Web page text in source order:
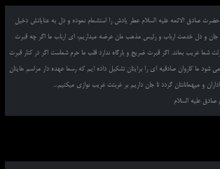
صادق الائمه علیه السلام عطر یادش را استشمام نموده و دل به عنایاتش دخیل
جان و دل خدمت ارباب و رئیس مذهب مان عرضه میداریم، ای ارباب ما اگر چه قبرت
شما غریب بماند. اگر قبرت ضریح و بارگاه ندارد قلب ما حرم شماست اگر در کنار قبرت
شود ما کاروان صادقیه ای را برایتان تشکیل داده ایم که رسما عهده دار مراسم هایتان
و میهمانانتان گردد تا جان داریم بر غربتت غریب نوازی میکنیم...